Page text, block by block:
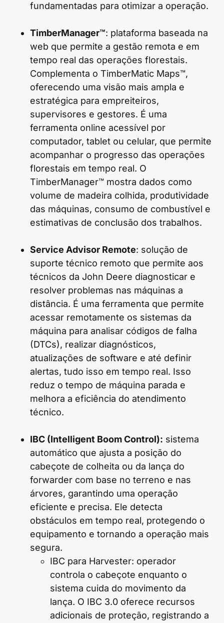
fundamentadas para otimizar a operação.
TimberManager™: plataforma baseada na
web que permite a gestão remota e em
tempo real das operações florestais.
Complementa o TimberMatic Maps™,
oferecendo uma visão mais ampla e
estratégica para empreiteiros,
supervisores e gestores. É uma
ferramenta online acessível por
computador, tablet ou celular, que permite
acompanhar o progresso das operações
florestais em tempo real. O
TimberManager™ mostra dados como
volume de madeira colhida, produtividade
das máquinas, consumo de combustível e
estimativas de conclusão dos trabalhos.
Service Advisor Remote: solução de
suporte técnico remoto que permite aos
técnicos da John Deere diagnosticar e
resolver problemas nas máquinas a
distância. É uma ferramenta que permite
acessar remotamente os sistemas da
máquina para analisar códigos de falha
(DTCs), realizar diagnósticos,
atualizações de software e até definir
alertas, tudo isso em tempo real. Isso
reduz o tempo de máquina parada e
melhora a eficiência do atendimento
técnico.
IBC (Intelligent Boom Control): sistema
automático que ajusta a posição do
cabeçote de colheita ou da lança do
forwarder com base no terreno e nas
árvores, garantindo uma operação
eficiente e precisa. Ele detecta
obstáculos em tempo real, protegendo o
equipamento e tornando a operação mais
segura.
IBC para Harvester: operador
controla o cabeçote enquanto o
sistema cuida do movimento da
lança. O IBC 3.0 oferece recursos
adicionais de proteção, registrando a